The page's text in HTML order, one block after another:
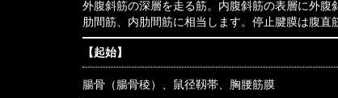
外腹斜筋の深層を走る筋。内腹斜筋の表層に外
肋間筋、内肋間筋に相当します。停止腱膜は腹直
【起始】
腸骨（腸骨稜）、鼠径靱帯、胸腰筋膜